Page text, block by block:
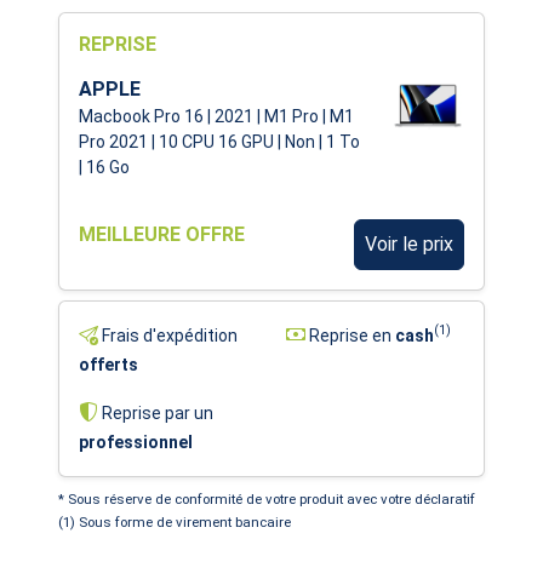
REPRISE
APPLE
Macbook Pro 16 | 2021 | M1 Pro | M1
Pro 2021 | 10 CPU 16 GPU | Non | 1 To
| 16 Go
MEILLEURE OFFRE Voir le prix
Frais d'expédition
offerts
Reprise en cash(1)
Reprise par un
professionnel
* Sous réserve de conformité de votre produit avec votre déclaratif
(1) Sous forme de virement bancaire